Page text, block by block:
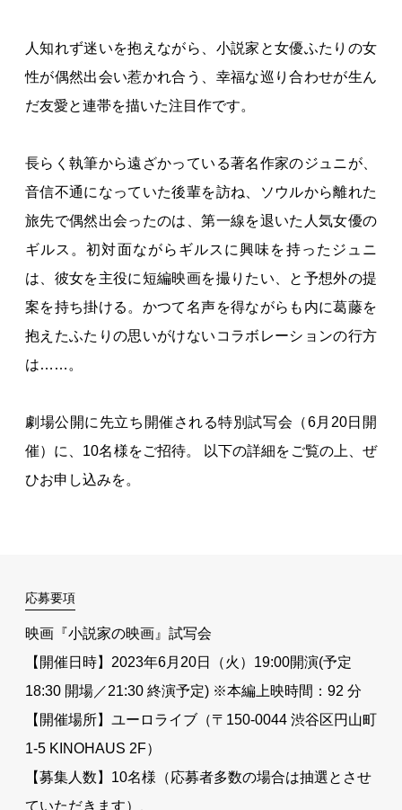
人知れず迷いを抱えながら、小説家と女優ふたりの女
性が偶然出会い惹かれ合う、幸福な巡り合わせが生ん
だ友愛と連帯を描いた注目作です。
長らく執筆から遠ざかっている著名作家のジュニが、
音信不通になっていた後輩を訪ね、ソウルから離れた
旅先で偶然出会ったのは、第一線を退いた人気女優の
ギルス。初対面ながらギルスに興味を持ったジュニ
は、彼女を主役に短編映画を撮りたい、と予想外の提
案を持ち掛ける。かつて名声を得ながらも内に葛藤を
抱えたふたりの思いがけないコラボレーションの行方
は……。
劇場公開に先立ち開催される特別試写会（6月20日開
催）に、10名様をご招待。 以下の詳細をご覧の上、ぜ
ひお申し込みを。
応募要項
映画『小説家の映画』試写会
【開催日時】2023年6月20日（火）19:00開演(予定
18:30 開場／21:30 終演予定) ※本編上映時間：92 分
【開催場所】ユーロライブ（〒150-0044 渋谷区円山町
1-5 KINOHAUS 2F）
【募集人数】10名様（応募者多数の場合は抽選とさせ
ていただきます）、